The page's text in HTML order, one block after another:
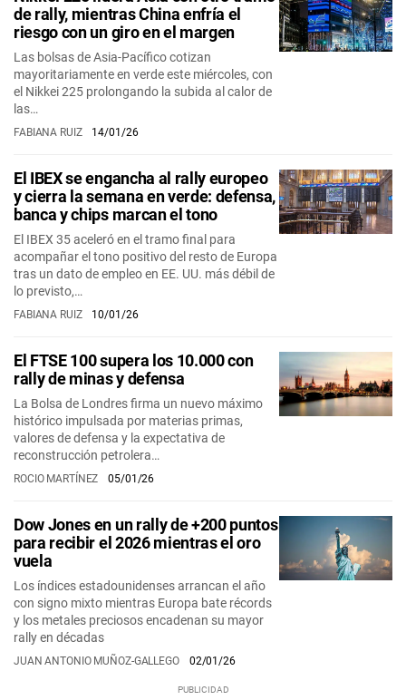
de rally, mientras China enfría el
riesgo con un giro en el margen
Las bolsas de Asia-Pacífico cotizan
mayoritariamente en verde este miércoles, con
el Nikkei 225 prolongando la subida al calor de
las…
FABIANA RUIZ 14/01/26
El IBEX se engancha al rally europeo
y cierra la semana en verde: defensa,
banca y chips marcan el tono
El IBEX 35 aceleró en el tramo final para
acompañar el tono positivo del resto de Europa
tras un dato de empleo en EE. UU. más débil de
lo previsto,…
FABIANA RUIZ 10/01/26
El FTSE 100 supera los 10.000 con
rally de minas y defensa
La Bolsa de Londres firma un nuevo máximo
histórico impulsada por materias primas,
valores de defensa y la expectativa de
reconstrucción petrolera…
ROCIO MARTÍNEZ 05/01/26
Dow Jones en un rally de +200 puntos
para recibir el 2026 mientras el oro
vuela
Los índices estadounidenses arrancan el año
con signo mixto mientras Europa bate récords
y los metales preciosos encadenan su mayor
rally en décadas
JUAN ANTONIO MUÑOZ-GALLEGO 02/01/26